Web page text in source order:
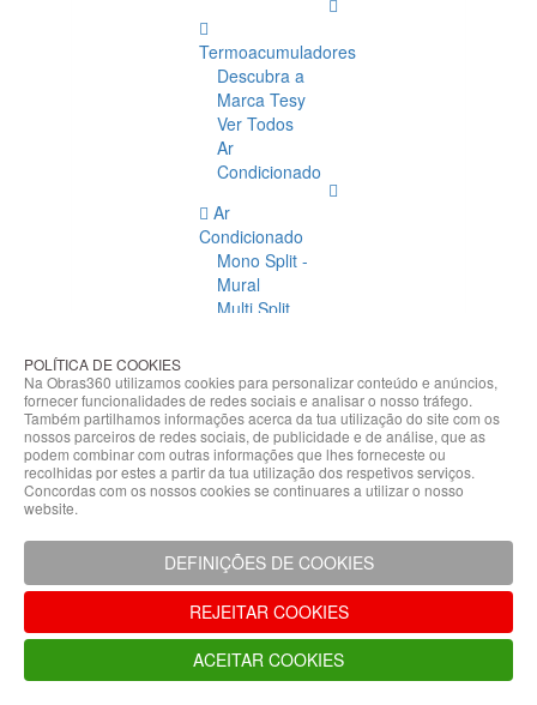
Termoacumuladores
Descubra a
Marca Tesy
Ver Todos
Ar
Condicionado
Ar
Condicionado
Mono Split -
Mural
Multi Split
Condicionado
Acessórios
Climatização
Acessórios
Climatização
Hidráulicas
Controladores
Fixações e
Acessórios
Isolamento
para
Tubagem
POLÍTICA DE COOKIES
Na Obras360 utilizamos cookies para personalizar conteúdo e anúncios,
fornecer funcionalidades de redes sociais e analisar o nosso tráfego.
Também partilhamos informações acerca da tua utilização do site com os
nossos parceiros de redes sociais, de publicidade e de análise, que as
podem combinar com outras informações que lhes forneceste ou
recolhidas por estes a partir da tua utilização dos respetivos serviços.
Concordas com os nossos cookies se continuares a utilizar o nosso
website.
DEFINIÇÕES DE COOKIES
REJEITAR COOKIES
ACEITAR COOKIES